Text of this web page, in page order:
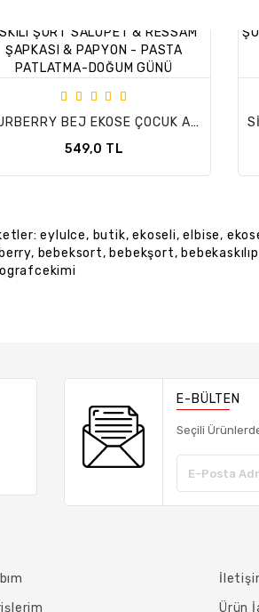
BURBERRY BEJ EKOSE ÇOCUK ASKILI ŞORT SALOPET & RESSAM ŞAPKASI & PAPYON - PASTA PATLATMA-DOĞUM GÜNÜ
549,0 TL
eylulce, butik,ekoseli,elbise,
, bebeksort, bebekşort,
E-BÜLTEN
Seçili
Ürün